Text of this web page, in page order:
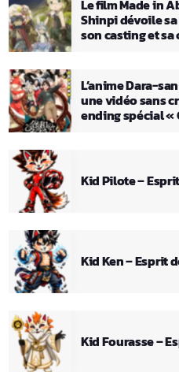
Le film Made in
Shinpi dévoile
son casting et sa
L’anime Dara-
une vidéo sans
ending spécial «
Kid Pilote –
Kid Ken – Esprit
Kid Fourasse –